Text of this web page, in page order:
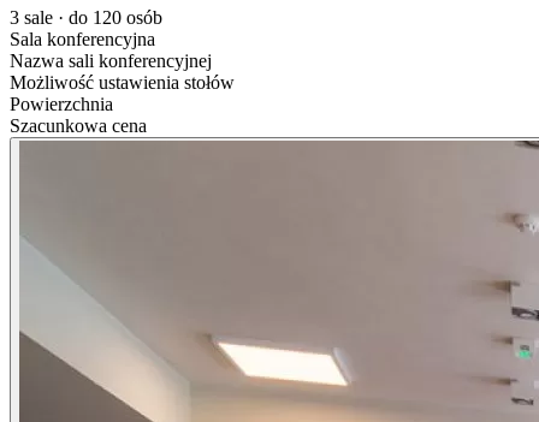
3 sale · do 120 osób
Sala konferencyjna
Nazwa sali konferencyjnej
Możliwość ustawienia stołów
Powierzchnia
Szacunkowa cena